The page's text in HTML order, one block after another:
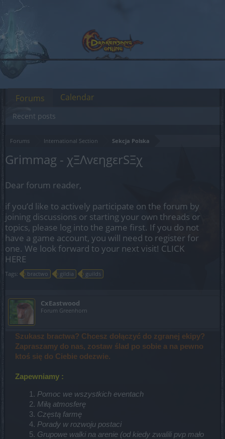
Forums International Section Sekcja Polska
Grimmag - χΞΛvεηgεrSΞχ
Dear forum reader,
if you’d like to actively participate on the forum by
joining discussions or starting your own threads or
topics, please log into the game first. If you do not
have a game account, you will need to register for
one. We look forward to your next visit! CLICK
HERE
Tags: bractwo gildia guilds
CxEastwood
Forum Greenhorn
Szukasz bractwa? Chcesz dołączyć do zgranej ekipy?
Zapraszamy do nas, zostaw ślad po sobie a na pewno
ktoś się do Ciebie odezwie.
Zapewniamy :
Pomoc we wszystkich eventach
Miłą atmosferę
Częstą farmę
Porady w rozwoju postaci
Grupowe walki na arenie (od kiedy zwalili pvp mało
Forums
Recent posts
Calendar